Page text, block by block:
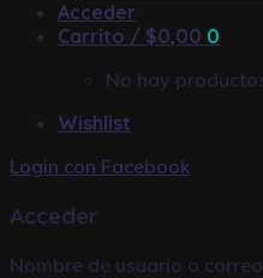
Acceder
Carrito / $0,00 0
No hay
Wishlist
Login con Facebook
Acceder
Nombre de usuario o